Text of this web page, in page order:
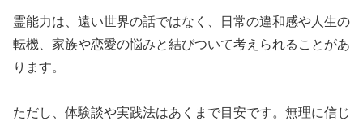
霊能力は、遠い世界の話ではなく、日常の違和感や人生の
転機、家族や恋愛の悩みと結びついて考えられることがあ
ります。
ただし、体験談や実践法はあくまで目安です。無理に信じ